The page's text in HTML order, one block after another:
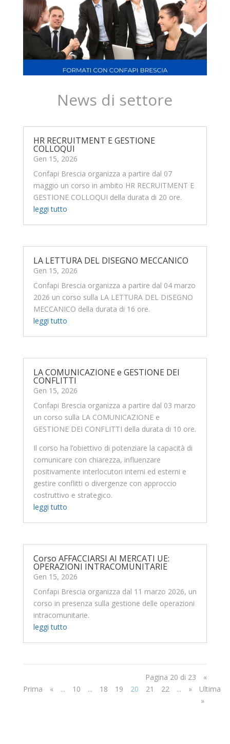
News di settore
HR RECRUITMENT E GESTIONE
COLLOQUI
Gen 15, 2026
Confapi Brescia organizza a partire dal 07
maggio un corso in ambito HR RECRUITMENT E
GESTIONE COLLOQUI della durata di 20 ore.
leggi tutto
LA LETTURA DEL DISEGNO MECCANICO
Gen 15, 2026
Confapi Brescia organizza a partire dal 04 marzo
2026 un corso sulla LA LETTURA DEL DISEGNO
MECCANICO della durata di 16 ore.
leggi tutto
LA COMUNICAZIONE e GESTIONE DEI
CONFLITTI
Gen 15, 2026
Confapi Brescia organizza a partire dal 03 marzo
un corso sulla LA COMUNICAZIONE e
GESTIONE DEI CONFLITTI della durata di 10 ore.
Il corso ha l’obiettivo di potenziare la capacità di
comunicare con chiarezza, influenzare
positivamente interlocutori interni ed esterni e
gestire conflitti o divergenze con approccio
costruttivo e strategico.
leggi tutto
Corso AFFACCIARSI AI MERCATI UE:
OPERAZIONI INTRACOMUNITARIE
Gen 15, 2026
Confapi Brescia organizza dal 11 marzo 2026, un
corso in presenza sulla gestione delle operazioni
intracomunitarie.
leggi tutto
Pagina 20 di 23
«
Prima
« ... 10 ... 18 19 20 21 22 ... »
Ultima
»